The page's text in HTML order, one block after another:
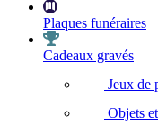
Plaques funéraires
Cadeaux gravés
Jeux de
Objets